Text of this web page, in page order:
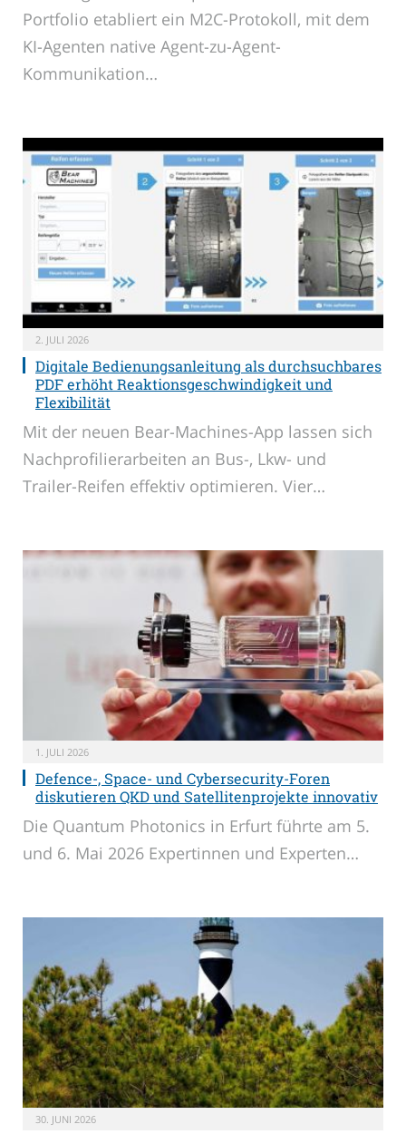
Portfolio etabliert ein M2C-Protokoll, mit dem
KI-Agenten native Agent-zu-Agent-
Kommunikation…
2. JULI 2026
Digitale Bedienungsanleitung als durchsuchbares
PDF erhöht Reaktionsgeschwindigkeit und
Flexibilität
Mit der neuen Bear-Machines-App lassen sich
Nachprofilierarbeiten an Bus-, Lkw- und
Trailer-Reifen effektiv optimieren. Vier…
1. JULI 2026
Defence-, Space- und Cybersecurity-Foren
diskutieren QKD und Satellitenprojekte innovativ
Die Quantum Photonics in Erfurt führte am 5.
und 6. Mai 2026 Expertinnen und Experten…
30. JUNI 2026